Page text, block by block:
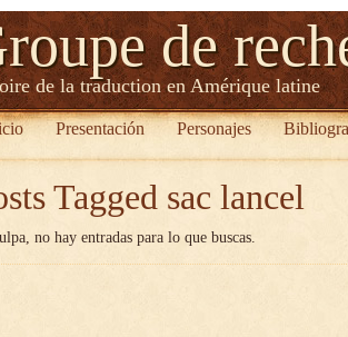
de
de la traduction en Amérique latine
Presentación Personajes
Tagged sac lancel
no hay entradas para lo que buscas.